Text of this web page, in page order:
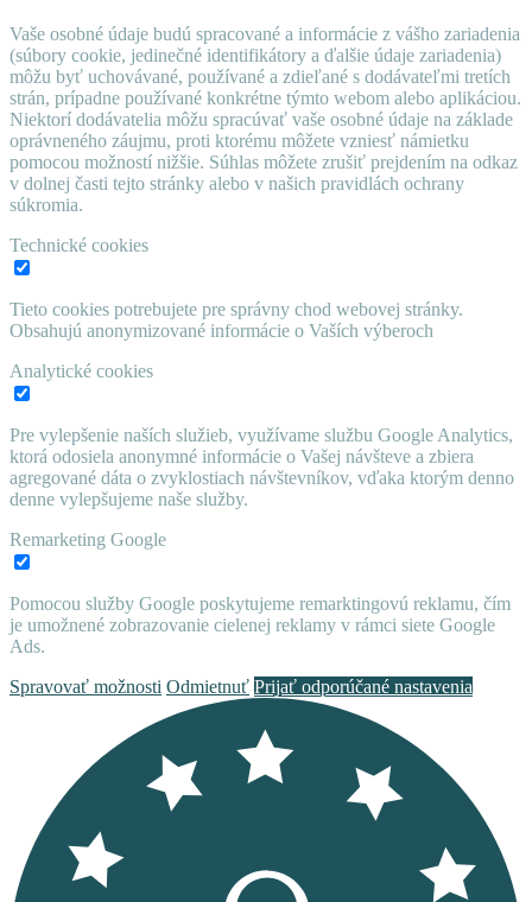
Vaše osobné údaje budú spracované a informácie z vášho zariadenia
(súbory cookie, jedinečné identifikátory a ďalšie údaje zariadenia)
môžu byť uchovávané, používané a zdieľané s dodávateľmi tretích
strán, prípadne používané konkrétne týmto webom alebo aplikáciou.
Niektorí dodávatelia môžu spracúvať vaše osobné údaje na základe
oprávneného záujmu, proti ktorému môžete vzniesť námietku
pomocou možností nižšie. Súhlas môžete zrušiť prejdením na odkaz
v dolnej časti tejto stránky alebo v našich pravidlách ochrany
súkromia.
Technické cookies
Tieto cookies potrebujete pre správny chod webovej stránky.
Obsahujú anonymizované informácie o Vaších výberoch
Analytické cookies
Pre vylepšenie naších služieb, využívame službu Google Analytics,
ktorá odosiela anonymné informácie o Vašej návšteve a zbiera
agregované dáta o zvyklostiach návštevníkov, vďaka ktorým denno
denne vylepšujeme naše služby.
Remarketing Google
Pomocou služby Google poskytujeme remarktingovú reklamu, čím
je umožnené zobrazovanie cielenej reklamy v rámci siete Google
Ads.
Spravovať možnosti Odmietnuť Prijať odporúčané nastavenia